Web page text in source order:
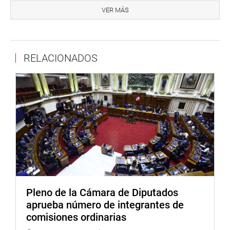
nuestro país requiere una adecuada regulación para
evitar la discriminación, especialmente de personas con
A su turno, la parlamentaria anfitriona, Mery Infantes, hizo
hincapié en que se debe dar prioridad a las personas con
discapacidad por un tema de inclusión y consideración.
Seguidamente, fue aprobado, por unanimidad, el
dictamen del texto sustitutorio, que modifica la Ley
29973, Ley General de la Persona con Discapacidad, para
que el CONADIS otorgue un pase libre a las personas con
discapacidad moderada, con el fin que sea usado en el
servicio de transporte público terrestre urbano e
La propuesta aprobada establece que las personas con
discapacidad moderada inscritas en el Registro del
VER MÁS
RELACIONADOS
Pleno de la Cámara de Diputados
aprueba número de integrantes de
comisiones ordinarias